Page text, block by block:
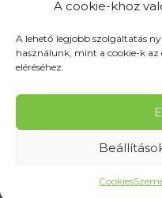
A cookie-khoz
A lehető legjobb szolgáltatás
használunk, mint a cookie-k az
eléréséhez.
Cookies
Cookie-beállítások